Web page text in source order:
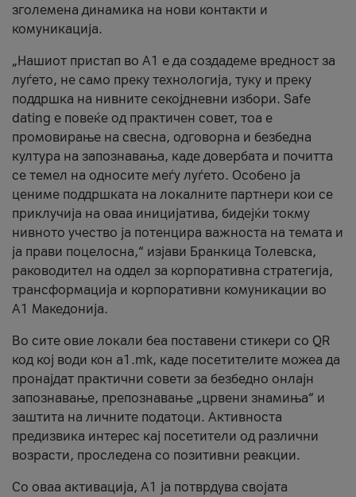
зголемена динамика на нови контакти и
комуникација.
„Нашиот пристап во А1 е да создадеме вредност за
луѓето, не само преку технологија, туку и преку
поддршка на нивните секојдневни избори. Safe
dating е повеќе од практичен совет, тоа е
промовирање на свесна, одговорна и безбедна
култура на запознавања, каде довербата и почитта
се темел на односите меѓу луѓето. Особено ја
цениме поддршката на локалните партнери кои се
приклучија на оваа иницијатива, бидејќи токму
нивното учество ја потенцира важноста на темата и
ја прави поцелосна,“ изјави Бранкица Толевска,
раководител на оддел за корпоративна стратегија,
трансформација и корпоративни комуникации во
А1 Македонија.
Во сите овие локали беа поставени стикери со QR
код кој води кон a1.mk, каде посетителите можеа да
пронајдат практични совети за безбедно онлајн
запознавање, препознавање „црвени знамиња“ и
заштита на личните податоци. Активноста
предизвика интерес кај посетители од различни
возрасти, проследена со позитивни реакции.
Со оваа активација, А1 ја потврдува својата